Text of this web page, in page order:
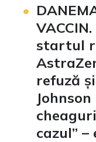
startul
refuză
cazul”